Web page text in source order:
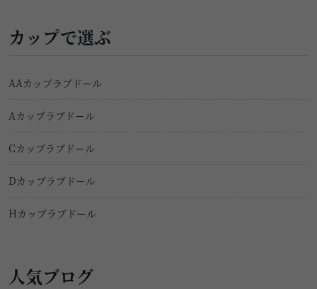
カップで選ぶ
AAカップラブドール
Aカップラブドール
Cカップラブドール
Dカップラブドール
Hカップラブドール
人気ブログ